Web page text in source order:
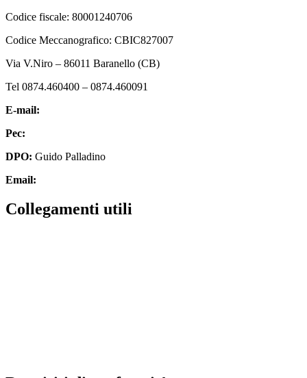
Codice fiscale: 80001240706
Codice Meccanografico: CBIC827007
Via V.Niro – 86011 Baranello (CB)
Tel 0874.460400 – 0874.460091
E-mail:
Pec:
DPO: Guido Palladino
Email:
Collegamenti utili